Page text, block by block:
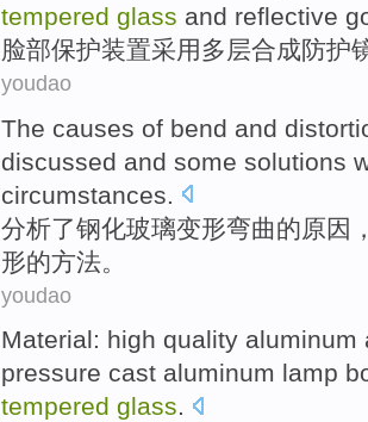
tempered glass and reflective
脸部保护装置采用 多层合成防护
youdao
The causes of bend and
discussed and some solutions
circumstances
分析了钢化玻璃变形弯曲的原因
形的方法。
youdao
Material: high quality aluminum
pressure cast aluminum lamp
tempered glass.